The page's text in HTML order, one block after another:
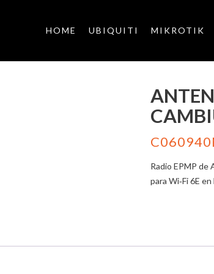
HOME UBIQUITI MIKROTIK
Radio EPMP
para Wi‑Fi 6E